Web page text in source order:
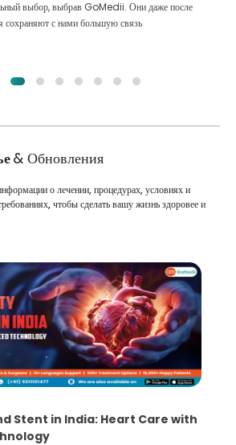
выбор, выбрав GoMedii. Они даже после
сохраняют с нами большую связь
& Обновления
о лечении, процедурах, условиях и
чтобы сделать вашу жизнь здоровее и
for Effective Human Sperm
Methods